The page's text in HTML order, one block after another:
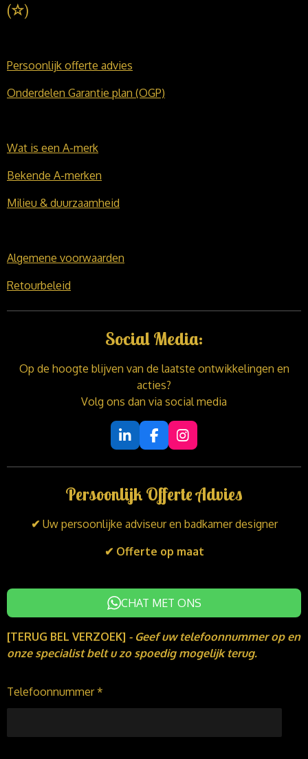
(☆)
Persoonlijk offerte advies
Onderdelen Garantie plan (OGP)
Wat is een A-merk
Bekende A-merken
Milieu & duurzaamheid
Algemene voorwaarden
Retourbeleid
Social Media:
Op de hoogte blijven van de laatste ontwikkelingen en
acties?
Volg ons dan via social media
L
i
n
e
d
I
n
F
a
c
b
o
o
k
I
n
s
a
r
a
Persoonlijk Offerte Advies
✔ Uw persoonlijke adviseur en badkamer designer
✔ Offerte op maat
CHAT MET ONS
[TERUG BEL VERZOEK] - Geef uw telefoonnummer op en
onze specialist belt u zo spoedig mogelijk terug.
Telefoonnummer *